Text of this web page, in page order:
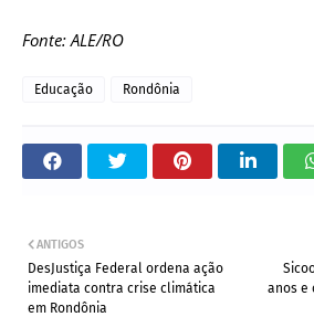
Fonte: ALE/RO
Educação Rondônia
anos e
ANTIGOS
DesJustiça Federal ordena ação
imediata contra crise climática
em Rondônia